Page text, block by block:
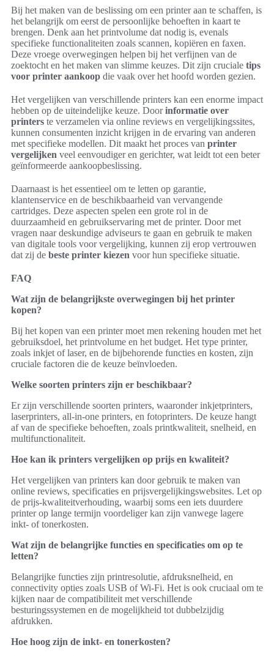
Bij het maken van de beslissing om een printer aan te schaffen, is
het belangrijk om eerst de persoonlijke behoeften in kaart te
brengen. Denk aan het printvolume dat nodig is, evenals
specifieke functionaliteiten zoals scannen, kopiëren en faxen.
Deze vroege overwegingen helpen bij het verfijnen van de
zoektocht en het maken van slimme keuzes. Dit zijn cruciale tips
voor printer aankoop die vaak over het hoofd worden gezien.
Het vergelijken van verschillende printers kan een enorme impact
hebben op de uiteindelijke keuze. Doorinformatie over
printers te verzamelen via online reviews en vergelijkingssites,
kunnen consumenten inzicht krijgen in de ervaring van anderen
met specifieke modellen. Dit maakt het proces van printer
vergelijken veel eenvoudiger en gerichter, wat leidt tot een beter
geïnformeerde aankoopbeslissing.
Daarnaast is het essentieel om te letten op garantie,
klantenservice en de beschikbaarheid van vervangende
cartridges. Deze aspecten spelen een grote rol in de
duurzaamheid en gebruikservaring met de printer. Door met
vragen naar deskundige adviseurs te gaan en gebruik te maken
van digitale tools voor vergelijking, kunnen zij erop vertrouwen
dat zij de beste printer kiezen voor hun specifieke situatie.
FAQ
Wat zijn de belangrijkste overwegingen bij het printer
kopen?
Bij het kopen van een printer moet men rekening houden met het
gebruiksdoel, het printvolume en het budget. Het type printer,
zoals inkjet of laser, en de bijbehorende functies en kosten, zijn
cruciale factoren die de keuze beïnvloeden.
Welke soorten printers zijn er beschikbaar?
Er zijn verschillende soorten printers, waaronder inkjetprinters,
laserprinters, all-in-one printers, en fotoprinters. De keuze hangt
af van de specifieke behoeften, zoals printkwaliteit, snelheid, en
multifunctionaliteit.
Hoe kan ik printers vergelijken op prijs en kwaliteit?
Het vergelijken van printers kan door gebruik te maken van
online reviews, specificaties en prijsvergelijkingswebsites. Let op
de prijs-kwaliteitverhouding, waarbij soms een iets duurdere
printer op lange termijn voordeliger kan zijn vanwege lagere
inkt- of tonerkosten.
Wat zijn de belangrijke functies en specificaties om op te
letten?
Belangrijke functies zijn printresolutie, afdruksnelheid, en
connectivity opties zoals USB of Wi-Fi. Het is ook cruciaal om te
kijken naar de compatibiliteit met verschillende
besturingssystemen en de mogelijkheid tot dubbelzijdig
afdrukken.
Hoe hoog zijn de inkt- en tonerkosten?